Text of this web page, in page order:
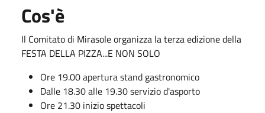
Cos'è
Il Comitato di Mirasole organizza la terza edizione della
FESTA DELLA PIZZA...E NON SOLO
Ore 19.00 apertura stand gastronomico
Dalle 18.30 alle 19.30 servizio d'asporto
Ore 21.30 inizio spettacoli